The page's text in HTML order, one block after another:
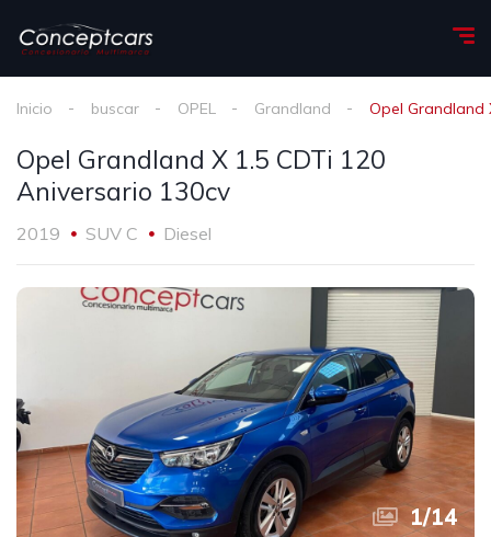
Inicio buscar OPEL Grandland Opel Grandland
Opel Grandland X 1.5 CDTi 120
Aniversario 130cv
2019 SUV C Diesel
1/14